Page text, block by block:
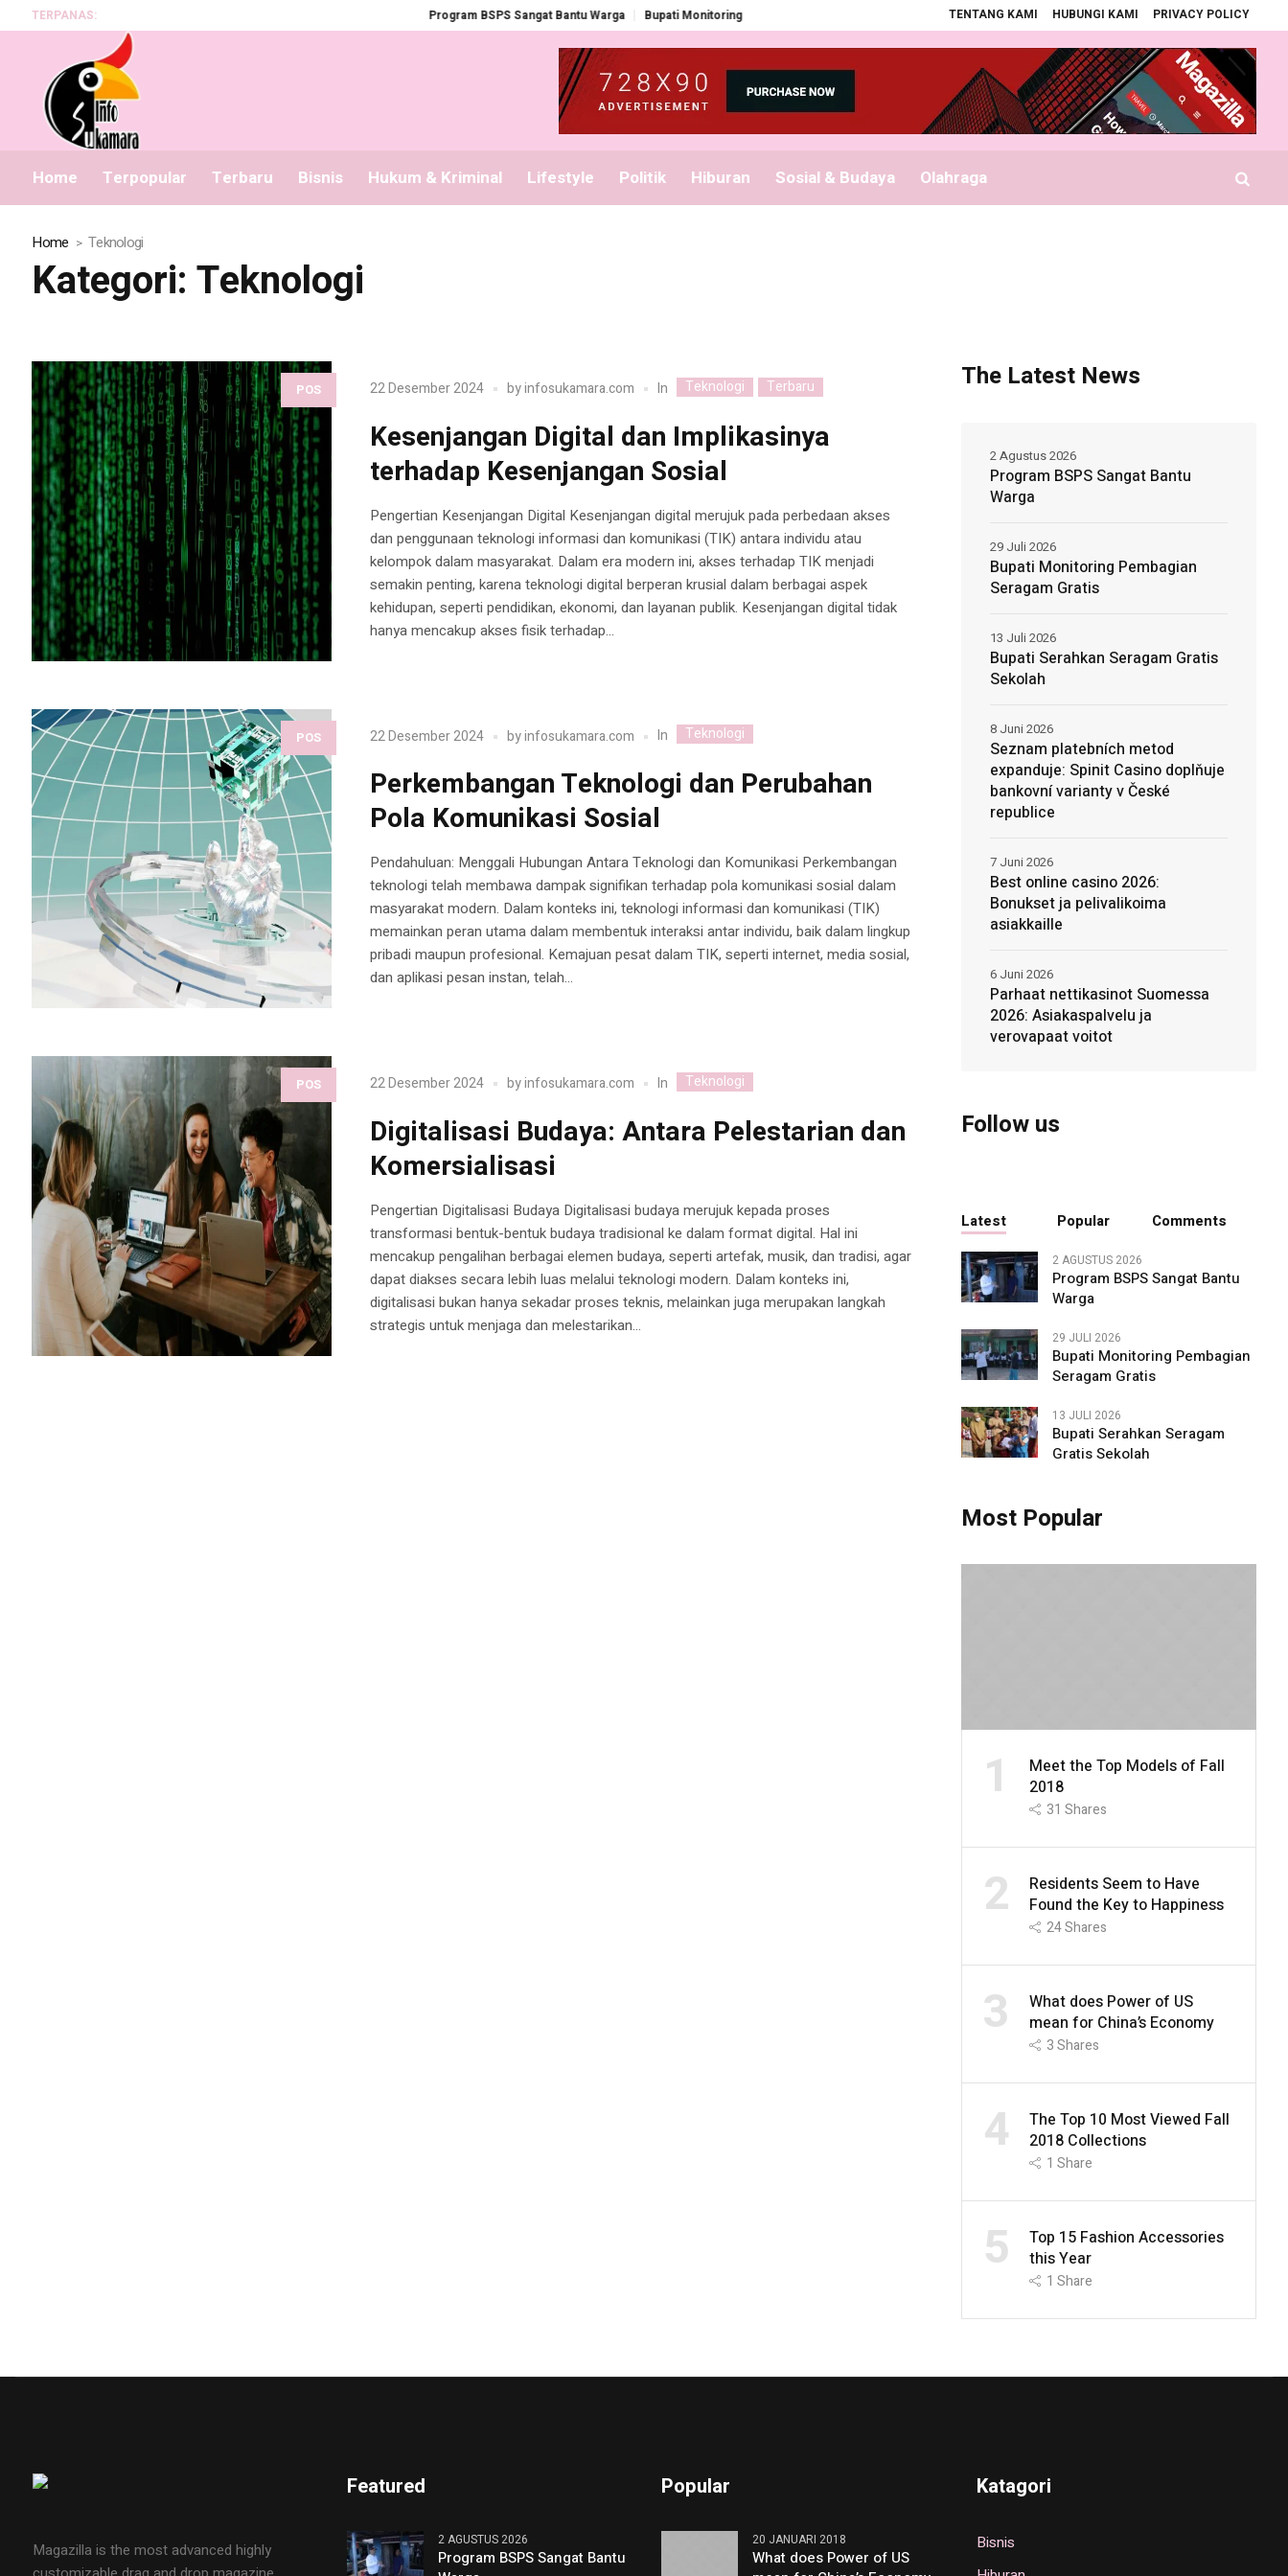
TENTANG KAMI HUBUNGI KAMI PRIVACY POLICY
TERPANAS: Program BSPS Sangat Bantu Warga Bupati Monitoring Pembagian Seragam Gratis Bupati Serahkan Seragam Gratis Sekolah Seznam platebních metod
Home Terpopular Terbaru Bisnis Hukum & Kriminal Lifestyle Politik Hiburan Sosial & Budaya Olahraga
Home Teknologi
Kategori:Teknologi
POS 22 Desember 2024 byinfosukamara.com In Teknologi Terbaru
Kesenjangan Digital dan Implikasinya
terhadap Kesenjangan Sosial
Pengertian Kesenjangan Digital Kesenjangan digital merujuk pada perbedaan akses
dan penggunaan teknologi informasi dan komunikasi (TIK) antara individu atau
kelompok dalam masyarakat. Dalam era modern ini, akses terhadap TIK menjadi
semakin penting, karena teknologi digital berperan krusial dalam berbagai aspek
kehidupan, seperti pendidikan, ekonomi, dan layanan publik. Kesenjangan digital tidak
hanya mencakup akses fisik terhadap...
POS 22 Desember 2024 byinfosukamara.com In Teknologi
Perkembangan Teknologi dan Perubahan
Pola Komunikasi Sosial
Pendahuluan: Menggali Hubungan Antara Teknologi dan Komunikasi Perkembangan
teknologi telah membawa dampak signifikan terhadap pola komunikasi sosial dalam
masyarakat modern. Dalam konteks ini, teknologi informasi dan komunikasi (TIK)
memainkan peran utama dalam membentuk interaksi antar individu, baik dalam lingkup
pribadi maupun profesional. Kemajuan pesat dalam TIK, seperti internet, media sosial,
dan aplikasi pesan instan, telah...
POS 22 Desember 2024 byinfosukamara.com In Teknologi
Digitalisasi Budaya: Antara Pelestarian dan
Komersialisasi
Pengertian Digitalisasi Budaya Digitalisasi budaya merujuk kepada proses
transformasi bentuk-bentuk budaya tradisional ke dalam format digital. Hal ini
mencakup pengalihan berbagai elemen budaya, seperti artefak, musik, dan tradisi, agar
dapat diakses secara lebih luas melalui teknologi modern. Dalam konteks ini,
digitalisasi bukan hanya sekadar proses teknis, melainkan juga merupakan langkah
strategis untuk menjaga dan melestarikan...
The Latest News
Program BSPS Sangat Bantu
Warga
2 Agustus 2026
Bupati Monitoring Pembagian
Seragam Gratis
29 Juli 2026
Bupati Serahkan Seragam Gratis
Sekolah
13 Juli 2026
Seznam platebních metod
expanduje: Spinit Casino doplňuje
bankovní varianty v České
republice
8 Juni 2026
Best online casino 2026:
Bonukset ja pelivalikoima
asiakkaille
7 Juni 2026
Parhaat nettikasinot Suomessa
2026: Asiakaspalvelu ja
verovapaat voitot
6 Juni 2026
Follow us
Latest Popular Comments
2 AGUSTUS 2026
Program BSPS Sangat Bantu
Warga
29 JULI 2026
Bupati Monitoring Pembagian
Seragam Gratis
13 JULI 2026
Bupati Serahkan Seragam
Gratis Sekolah
Most Popular
1
Meet the Top Models of Fall
2018
31 Shares
2
Residents Seem to Have
Found the Key to Happiness
24Shares
3
What does Power of US
mean for China’s Economy
3Shares
4
The Top 10 Most Viewed Fall
2018 Collections
1 Share
5
Top 15 Fashion Accessories
this Year
1 Share
Magazilla is the most advanced highly
Featured
2 AGUSTUS 2026
Program BSPS Sangat Bantu
Popular
20 JANUARI 2018
What does Power of US
Katagori
Bisnis